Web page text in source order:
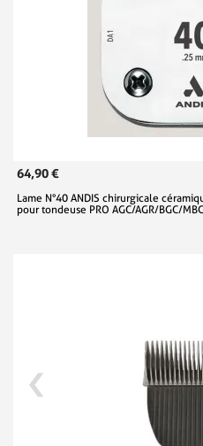
64,90 €
Lame N°40 ANDIS chirurgicale
pour tondeuse PRO AGC/AGR/BGC/